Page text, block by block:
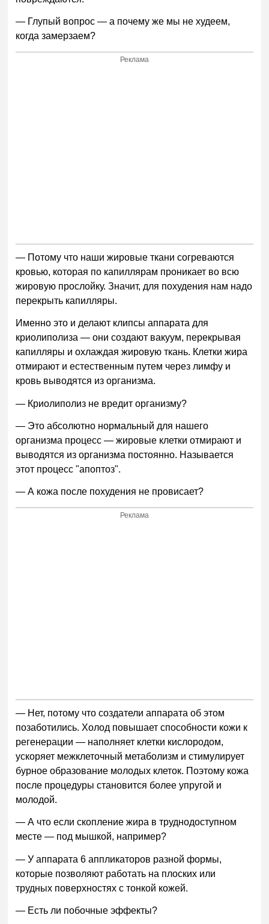
— Глупый вопрос — а почему же мы не худеем,
когда замерзаем?
Реклама
— Потому что наши жировые ткани согреваются
кровью, которая по капиллярам проникает во всю
жировую прослойку. Значит, для похудения нам надо
перекрыть капилляры.
Именно это и делают клипсы аппарата для
криолиполиза — они создают вакуум, перекрывая
капилляры и охлаждая жировую ткань. Клетки жира
отмирают и естественным путем через лимфу и
кровь выводятся из организма.
— Криолиполиз не вредит организму?
— Это абсолютно нормальный для нашего
организма процесс — жировые клетки отмирают и
выводятся из организма постоянно. Называется
этот процесс "апоптоз".
— А кожа после похудения не провисает?
Реклама
— Нет, потому что создатели аппарата об этом
позаботились. Холод повышает способности кожи к
регенерации — наполняет клетки кислородом,
ускоряет межклеточный метаболизм и стимулирует
бурное образование молодых клеток. Поэтому кожа
после процедуры становится более упругой и
молодой.
— А что если скопление жира в труднодоступном
месте — под мышкой, например?
— У аппарата 6 аппликаторов разной формы,
которые позволяют работать на плоских или
трудных поверхностях с тонкой кожей.
— Есть ли побочные эффекты?